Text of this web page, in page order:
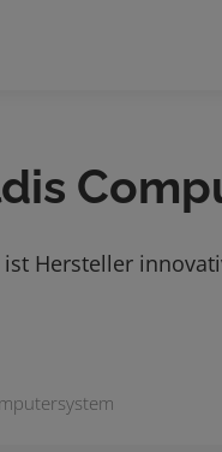
Hersteller